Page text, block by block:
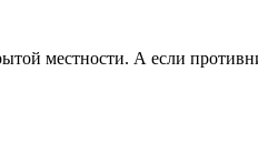
местности. А если